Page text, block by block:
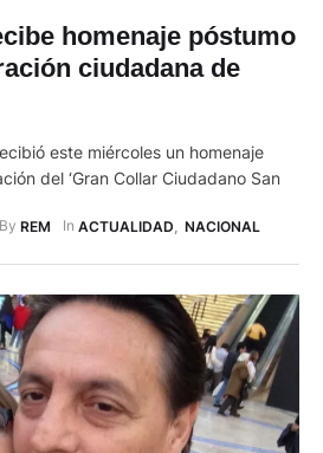
homenaje póstumo
ciudadana de
este miércoles un homenaje
del ‘Gran Collar Ciudadano San
By REM In ACTUALIDAD NACIONAL